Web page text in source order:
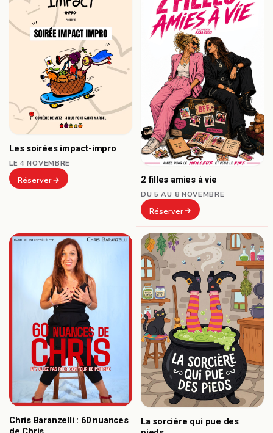
Les soirées impact-impro
LE 4 NOVEMBRE
Réserver 2 filles amies à vie
DU 5 AU 8 NOVEMBRE
Réserver
Chris Baranzelli : 60 nuances
La sorcière qui pue des